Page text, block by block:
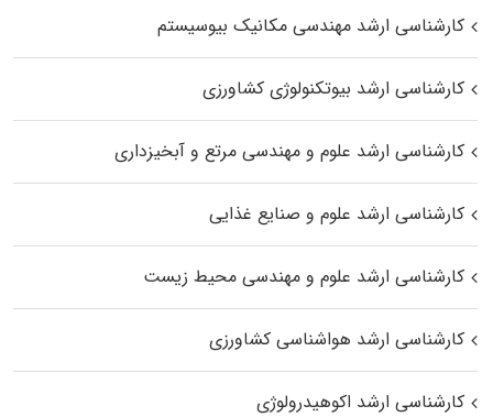
کارشناسی ارشد مهندسی مکانیک بیوسیستم
کارشناسی ارشد بیوتکنولوژی کشاورزی
کارشناسی ارشد علوم و مهندسی مرتع و آبخیزداری
کارشناسی ارشد علوم و صنایع غذایی
کارشناسی ارشد علوم و مهندسی محیط زیست
کارشناسی ارشد هواشناسی کشاورزی
کارشناسی ارشد اکوهیدرولوژی